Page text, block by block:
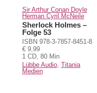
Sir Arthur Conan Doyle
Herman Cyril McNeile
Sherlock Holmes –
Folge 53
ISBN 978-3-7857-8451-8
€ 9,99
1 CD, 80 Min
Lübbe Audio, Titania
Medien